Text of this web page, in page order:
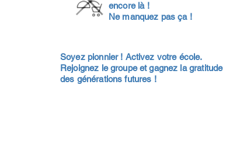
encore là !
Ne manquez pas ça !
Soyez pionnier ! Activez votre école.
Rejoignez le groupe et gagnez la gratitude
des générations futures !